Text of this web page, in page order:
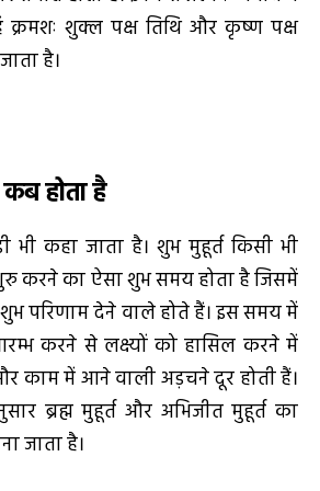
क्रमशः शुक्ल पक्ष तिथि और कृष्ण पक्ष
है।
होता है
भी कहा जाता है। शुभ मुहूर्त किसी भी
करने का ऐसा शुभ समय होता है जिसमें
शुभ परिणाम देने वाले होते हैं। इस समय में
करने से लक्ष्यों को हासिल करने में
काम में आने वाली अड़चने दूर होती हैं।
ब्रह्म मुहूर्त और अभिजीत मुहूर्त का
जाता है।